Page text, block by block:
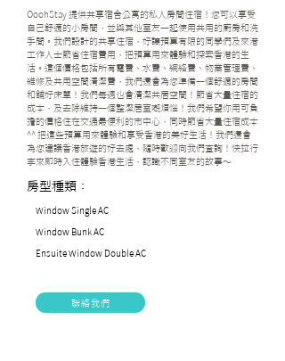
OoohStay 提供共享宿舍公寓的私人房間住宿！您可以享受
自己舒適的小房間，並與其他室友一起使用共用的廚房和洗
手間。我們設計的共享住宿，好讓預算有限的同學們及來港
工作人士節省住宿費用，把預算用來體驗和探索香港的生
活。這個價格包括所有電費、水費、網絡費、物業管理費、
維修及共用空間清潔費，我們還會為您準備一個舒適的房間
和舖好床單！我們每週也會清潔共居空間！節省大量住宿的
成本，及去除維持一個整潔居室嘅煩惱！我們希望你用可負
擔的價格住在交通最便利的市中心，同時節省大量住宿成本
^^ 把這些預算用來體驗和享受香港的美好生活！我們還會
為您建議香港旅遊的好去處，隨時歡迎向我們查詢！快拉行
李來即時入住體驗香港生活，認識不同室友的故事～
房型種類：
Window Single AC
Window Bunk AC
Ensuite Window Double AC
聯絡我們